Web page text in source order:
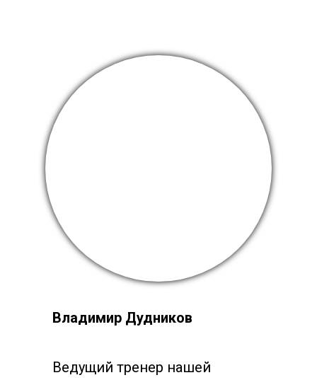
Ведущий тренер нашей
Владимир Дудников